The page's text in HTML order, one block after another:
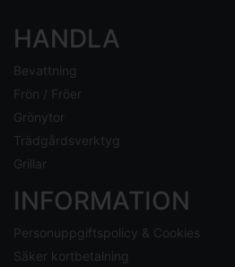
HANDLA
Bevattning
Frön / Fröer
Grönytor
Trädgårdsverktyg
Grillar
INFORMATION
Personuppgiftspolicy & Cookies
Säker kortbetalning